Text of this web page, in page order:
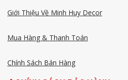
Giới Thiệu Về Minh Huy Decor
Mua Hàng & Thanh Toán
Chính Sách Bán Hàng